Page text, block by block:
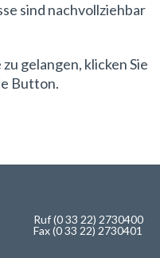
sind nachvollziehbar
gelangen, klicken Sie
Button.
Ruf (0 33 22) 2730400
Fax (0 33 22) 2730401